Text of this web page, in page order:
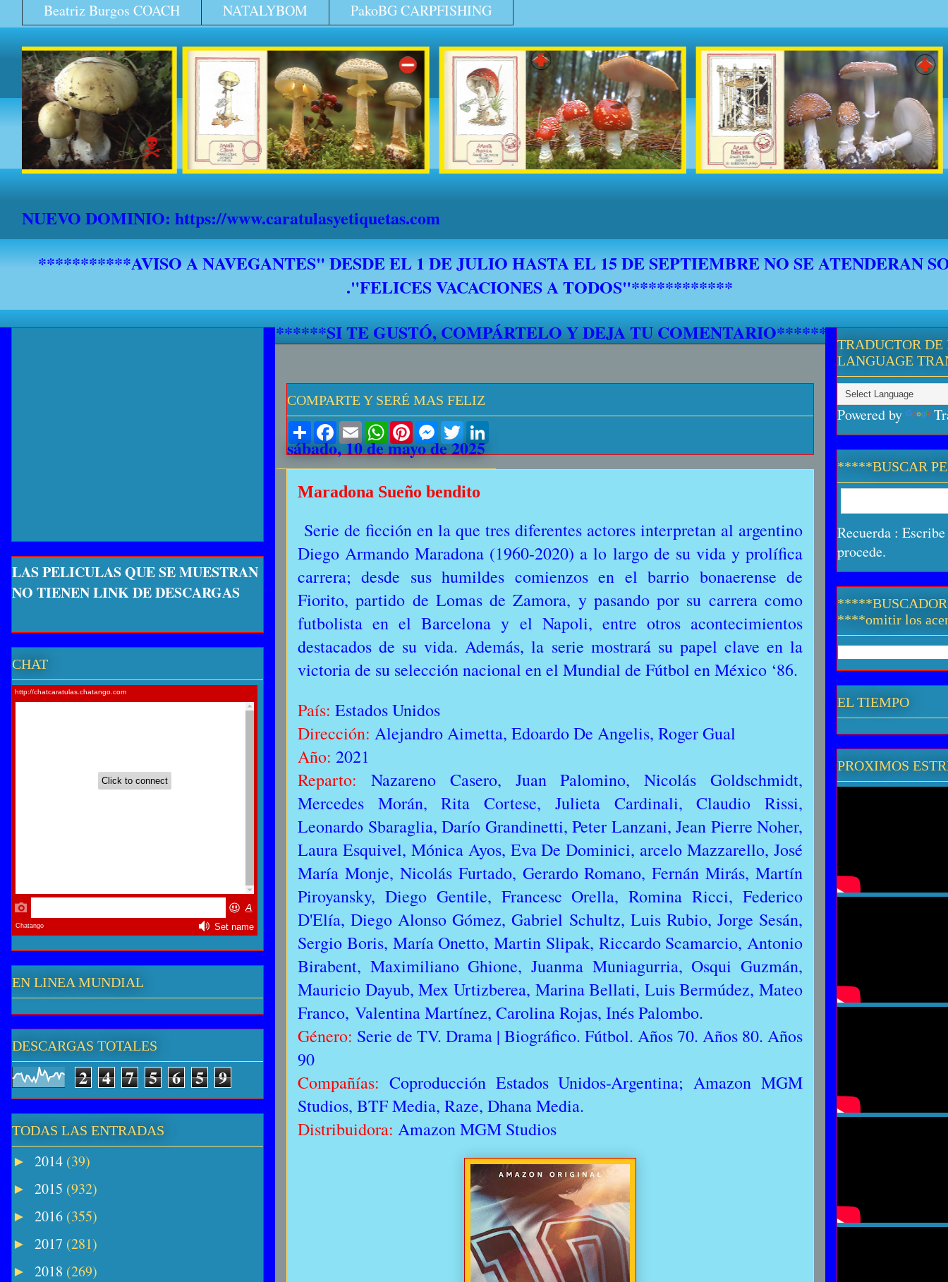
Beatriz Burgos COACH NATALYBOM PakoBG CARPFISHING
NUEVO DOMINIO: https://www.caratulasyetiquetas.com
************************************SI TE GUSTÓ, COMPÁRTELO Y DEJA TU
COMPARTE Y SERÉ MAS FELIZ
S
h
a
r
e
F
a
c
e
bo
o
E
m
a
i
l
W
h
a
t
s
p
P
i
n
t
e
e
M
e
s
s
e
g
T
w
i
t
t
e
r
n
k
e
sábado, 10 de mayo de 2025
Maradona Sueño bendito
Serie de ficción en la que tres diferentes actores interpretan al argentino
Diego Armando Maradona (1960-2020) a lo largo de su vida y prolífica
carrera; desde sus humildes comienzos en el barrio bonaerense de
Fiorito, partido de Lomas de Zamora, y pasando por su carrera como
futbolista en el Barcelona y el Napoli, entre otros acontecimientos
destacados de su vida. Además, la serie mostrará su papel clave en la
victoria de su selección nacional en el Mundial de Fútbol en México ‘86.
País: Estados Unidos
Dirección: Alejandro Aimetta, Edoardo De Angelis, Roger Gual
Año: 2021
Reparto: Nazareno Casero, Juan Palomino, Nicolás Goldschmidt,
Mercedes Morán, Rita Cortese, Julieta Cardinali, Claudio Rissi,
Leonardo Sbaraglia, Darío Grandinetti, Peter Lanzani, Jean Pierre Noher,
Laura Esquivel, Mónica Ayos, Eva De Dominici, arcelo Mazzarello, José
María Monje, Nicolás Furtado, Gerardo Romano, Fernán Mirás, Martín
Piroyansky, Diego Gentile, Francesc Orella, Romina Ricci, Federico
D'Elía, Diego Alonso Gómez, Gabriel Schultz, Luis Rubio, Jorge Sesán,
Sergio Boris, María Onetto, Martin Slipak, Riccardo Scamarcio, Antonio
Birabent, Maximiliano Ghione, Juanma Muniagurria, Osqui Guzmán,
Mauricio Dayub, Mex Urtizberea, Marina Bellati, Luis Bermúdez, Mateo
Franco, Valentina Martínez, Carolina Rojas, Inés Palombo.
Género: Serie de TV. Drama | Biográfico. Fútbol. Años 70. Años 80. Años
90
Compañías: Coproducción Estados Unidos-Argentina; Amazon MGM
Studios, BTF Media, Raze, Dhana Media.
Distribuidora: Amazon MGM Studios
LAS PELICULAS QUE SE MUESTRAN
NO TIENEN LINK DE DESCARGAS
CHAT
EN LINEA MUNDIAL
DESCARGAS TOTALES
2 4 7 5 6 5 9
TODAS LAS ENTRADAS
► 2014 (39)
► 2015 (932)
► 2016 (355)
► 2017 (281)
► 2018 (269)
TRADUCTOR
LANGUAGE
Powered by
*****BUSCAR
Recuerda :
procede.
****omitir los
EL TIEMPO
PROXIMOS